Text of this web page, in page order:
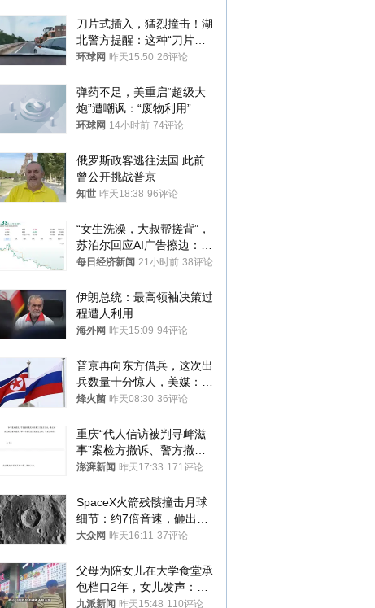
刀片式插入，猛烈撞击！湖
北警方提醒：这种“刀片超
车”，太危险了
环球网 昨天15:50 26评论
弹药不足，美重启“超级大
炮”遭嘲讽：“废物利用”
环球网 14小时前 74评论
俄罗斯政客逃往法国 此前
曾公开挑战普京
知世 昨天18:38 96评论
“女生洗澡，大叔帮搓背”，
苏泊尔回应AI广告擦边：视
频全下架，已强化内容管理
每日经济新闻 21小时前 38评论
伊朗总统：最高领袖决策过
程遭人利用
海外网 昨天15:09 94评论
普京再向东方借兵，这次出
兵数量十分惊人，美媒：俄
朝要动真格？
烽火菌 昨天08:30 36评论
重庆“代人信访被判寻衅滋
事”案检方撤诉、警方撤
案，两被告人获国赔
澎湃新闻 昨天17:33 171评论
SpaceX火箭残骸撞击月球
细节：约7倍音速，砸出直
径约30米撞击坑
大众网 昨天16:11 37评论
父母为陪女儿在大学食堂承
包档口2年，女儿发声：初
衷是为了陪伴，毕业后将不
九派新闻 昨天15:48 110评论